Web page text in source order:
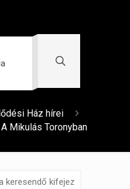
Ház hírei
A Mikulás Toronyban